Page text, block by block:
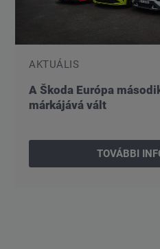
AKTUÁLIS
A Škoda Európa
márkájává vált
TOVÁBBI